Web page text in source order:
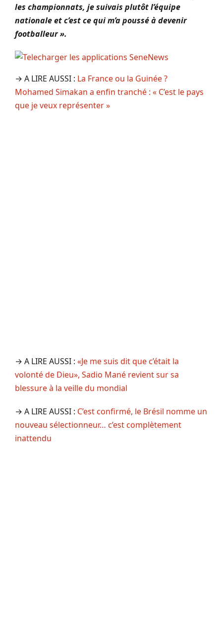
les championnats, je suivais plutôt l’équipe
nationale et c’est ce qui m’a poussé à devenir
footballeur ».
→ A LIRE AUSSI : La France ou la Guinée ?
Mohamed Simakan a enfin tranché : « C’est le pays
que je veux représenter »
→ A LIRE AUSSI : «Je me suis dit que c’était la
volonté de Dieu», Sadio Mané revient sur sa
blessure à la veille du mondial
→ A LIRE AUSSI : C’est confirmé, le Brésil nomme un
nouveau sélectionneur… c’est complètement
inattendu